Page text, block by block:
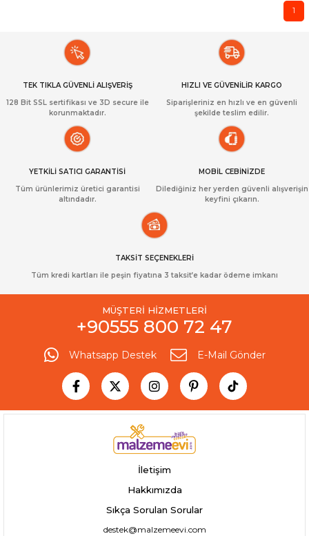
1
TEK TIKLA GÜVENLİ ALIŞVERİŞ
128 Bit SSL sertifikası ve 3D secure ile
korunmaktadır.
HIZLI VE GÜVENİLİR KARGO
Siparişleriniz en hızlı ve en güvenli
şekilde teslim edilir.
YETKİLİ SATICI GARANTİSİ
Tüm ürünlerimiz üretici garantisi
altındadır.
MOBİL CEBİNİZDE
Dilediğiniz her yerden güvenli alışverişin
keyfini çıkarın.
TAKSİT SEÇENEKLERİ
Tüm kredi kartları ile peşin fiyatına 3 taksit’e kadar ödeme imkanı
MÜŞTERİ HİZMETLERİ
+90555 800 72 47
Whatsapp Destek E-Mail Gönder
İletişim
Hakkımızda
Sıkça Sorulan Sorular
destek@malzemeevi.com